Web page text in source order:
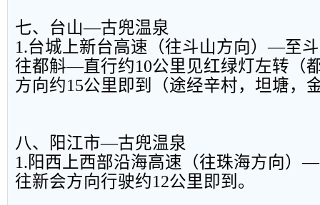
七、台山—古兜温泉
1.台城上新台高速（往斗山方向）—至
往都斛—直行约10公里见红绿灯左转（
方向约15公里即到（途经辛村，坦塘，
八、阳江市—古兜温泉
1.阳西上西部沿海高速（往珠海方向
往新会方向行驶约12公里即到。